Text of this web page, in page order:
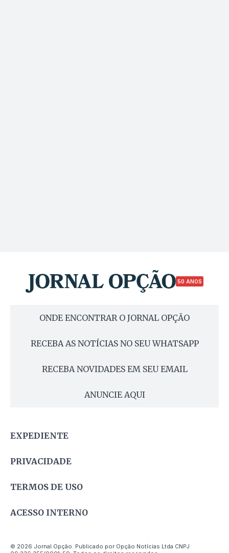
50 ANOS
ONDE ENCONTRAR O JORNAL OPÇÃO
RECEBA AS NOTÍCIAS NO SEU WHATSAPP
RECEBA NOVIDADES EM SEU EMAIL
ANUNCIE AQUI
EXPEDIENTE
PRIVACIDADE
TERMOS DE USO
ACESSO INTERNO
© 2026 Jornal Opção. Publicado por Opção Notícias Ltda CNPJ